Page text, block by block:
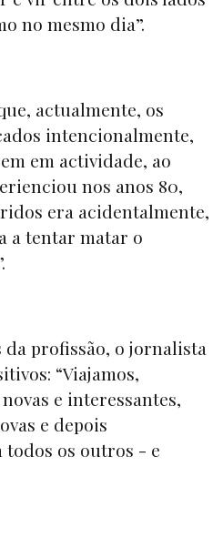
no mesmo dia”.
actualmente, os
intencionalmente,
em actividade, ao
nos anos 80,
era acidentalmente,
a tentar matar o
da profissão, o jornalista
“Viajamos,
e interessantes,
e depois
os outros - e